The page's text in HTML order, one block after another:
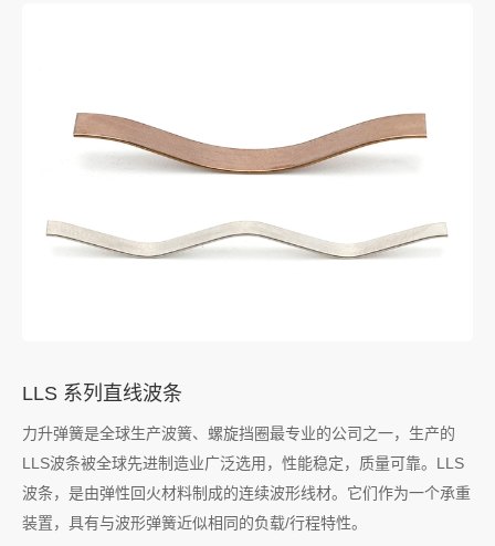
LLS 系列直线波条
力升弹簧是全球生产波簧、螺旋挡圈最专业的公司之一，生产的
LLS波条被全球先进制造业广泛选用，性能稳定，质量可靠。LLS
波条，是由弹性回火材料制成的连续波形线材。它们作为一个承重
装置，具有与波形弹簧近似相同的负载/行程特性。